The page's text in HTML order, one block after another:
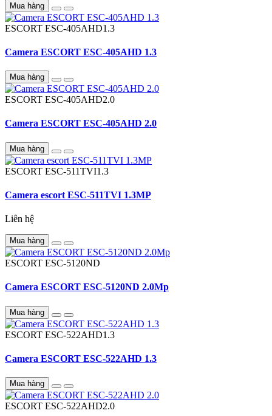
Mua hàng
ESCORT ESC-405AHD1.3
Camera ESCORT ESC-405AHD 1.3
Mua hàng
ESCORT ESC-405AHD2.0
Camera ESCORT ESC-405AHD 2.0
Mua hàng
ESCORT ESC-511TVI1.3
Camera escort ESC-511TVI 1.3MP
Liên hệ
Mua hàng
ESCORT ESC-5120ND
Camera ESCORT ESC-5120ND 2.0Mp
Mua hàng
ESCORT ESC-522AHD1.3
Camera ESCORT ESC-522AHD 1.3
Mua hàng
ESCORT ESC-522AHD2.0